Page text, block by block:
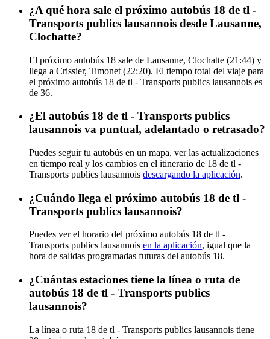
¿A qué hora sale el próximo autobús 18 de tl -
Transports publics lausannois desde Lausanne,
Clochatte?
El próximo autobús 18 sale de Lausanne, Clochatte (21:44) y
llega a Crissier, Timonet (22:20). El tiempo total del viaje para
el próximo autobús 18 de tl - Transports publics lausannois es
de 36.
¿El autobús 18 de tl - Transports publics
lausannois va puntual, adelantado o retrasado?
Puedes seguir tu autobús en un mapa, ver las actualizaciones
en tiempo real y los cambios en el itinerario de 18 de tl -
Transports publics lausannois descargando la aplicación.
¿Cuándo llega el próximo autobús 18 de tl -
Transports publics lausannois?
Puedes ver el horario del próximo autobús 18 de tl -
Transports publics lausannois en la aplicación, igual que la
hora de salidas programadas futuras del autobús 18.
¿Cuántas estaciones tiene la línea o ruta de
autobús 18 de tl - Transports publics
lausannois?
La línea o ruta 18 de tl - Transports publics lausannois tiene